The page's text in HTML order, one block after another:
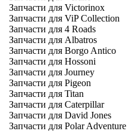
Запчасти для Victorinox
Запчасти для ViP Collection
Запчасти для 4 Roads
Запчасти для Albatros
Запчасти для Borgo Antico
Запчасти для Hossoni
Запчасти для Journey
Запчасти для Pigeon
Запчасти для Titan
Запчасти для Caterpillar
Запчасти для David Jones
Запчасти для Polar Adventure